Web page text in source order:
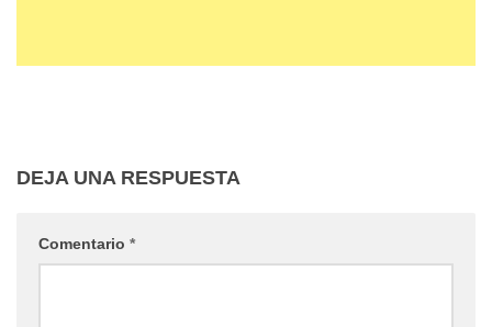
DEJA UNA RESPUESTA
Comentario *